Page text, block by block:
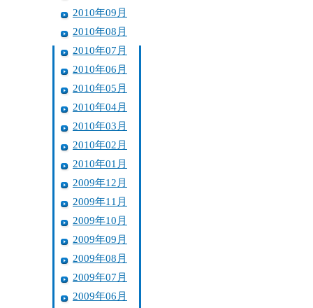
2010年09月
2010年08月
2010年07月
2010年06月
2010年05月
2010年04月
2010年03月
2010年02月
2010年01月
2009年12月
2009年11月
2009年10月
2009年09月
2009年08月
2009年07月
2009年06月